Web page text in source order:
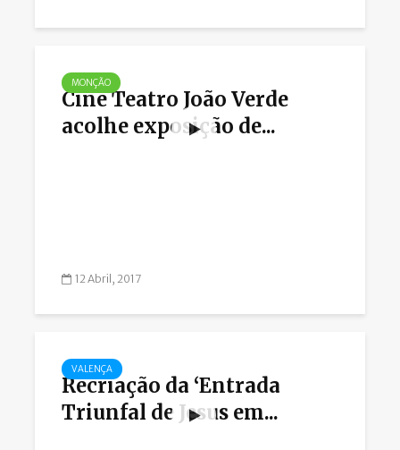
MONÇÃO
Cine Teatro João Verde
acolhe exposição de...
12 Abril, 2017
VALENÇA
Recriação da ‘Entrada
Triunfal de Jesus em...